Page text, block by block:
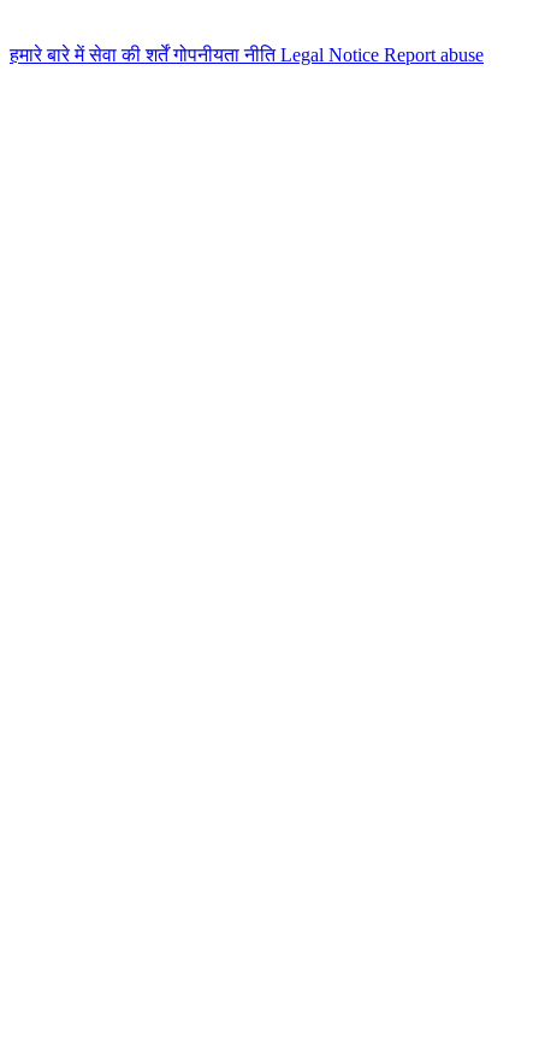
हमारे बारे मेंसेवा की शर्तेंगोपनीयता नीतिLegal Notice Report abuse